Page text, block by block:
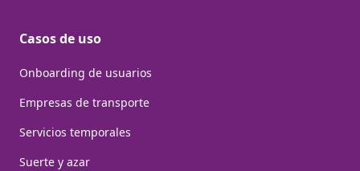
Casos de uso
Onboarding de usuarios
Empresas de transporte
Servicios temporales
Suerte y azar